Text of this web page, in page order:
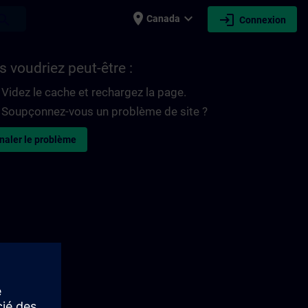
place Canada expand_more login Connexion
voudriez peut-être :
Videz le cache et rechargez la page.
Soupçonnez-vous un problème de site ?
le problème